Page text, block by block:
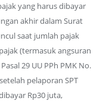
yang harus dibayar
akhir dalam Surat
saat jumlah pajak
(termasuk angsuran
29 UU PPh PMK No.
pelaporan SPT
Rp30 juta,